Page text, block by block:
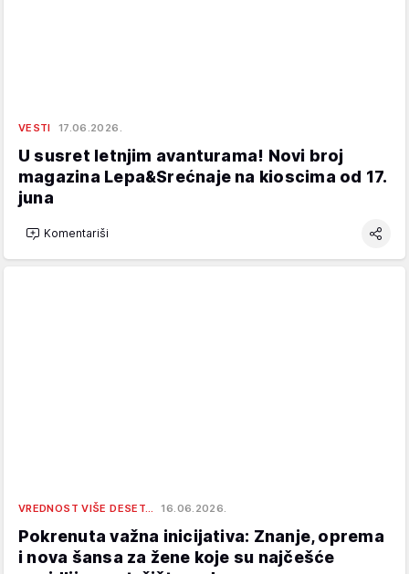
VESTI 17.06.2026.
U susret letnjim avanturama! Novi broj
magazina Lepa&Srećnaje na kioscima od 17.
juna
Komentariši
VREDNOST VIŠE DESET… 16.06.2026.
Pokrenuta važna inicijativa: Znanje, oprema
i nova šansa za žene koje su najčešće